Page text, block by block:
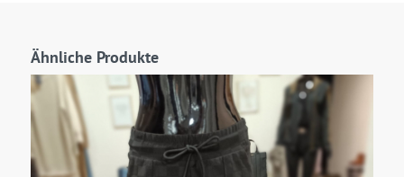
Ähnliche Produkte